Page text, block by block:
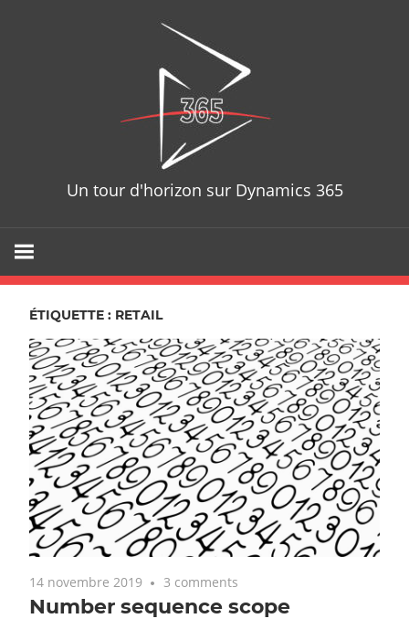
Un tour d'horizon sur Dynamics 365
ÉTIQUETTE : RETAIL
14 novembre 2019 3 comments
Number sequence scope